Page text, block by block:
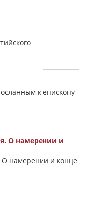
к епископу
О намерении и
О намерении и конце